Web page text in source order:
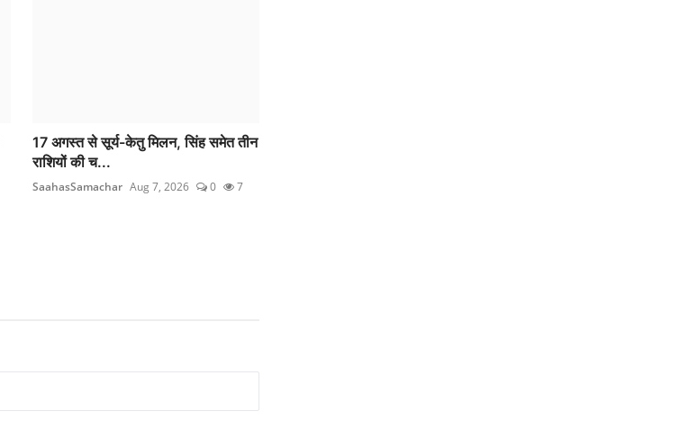
17 अगस्त से सूर्य-केतु मिलन, सिंह समेत तीन
राशियों की च...
SaahasSamachar Aug 7, 2026 0 7